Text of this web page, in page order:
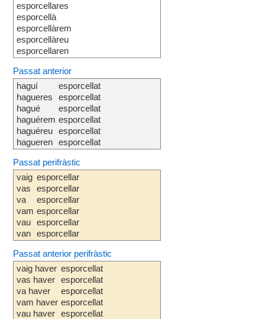
esporcellares
esporcellà
esporcellàrem
esporcellàreu
esporcellaren
Passat anterior
haguí
hagueres
hagué
haguérem
haguéreu
hagueren
esporcellat
esporcellat
esporcellat
esporcellat
esporcellat
esporcellat
Passat perifràstic
vaig
vas
va
vam
vau
van
esporcellar
esporcellar
esporcellar
esporcellar
esporcellar
esporcellar
Passat anterior perifràstic
vaig haver
vas haver
va haver
vam haver
vau haver
esporcellat
esporcellat
esporcellat
esporcellat
esporcellat